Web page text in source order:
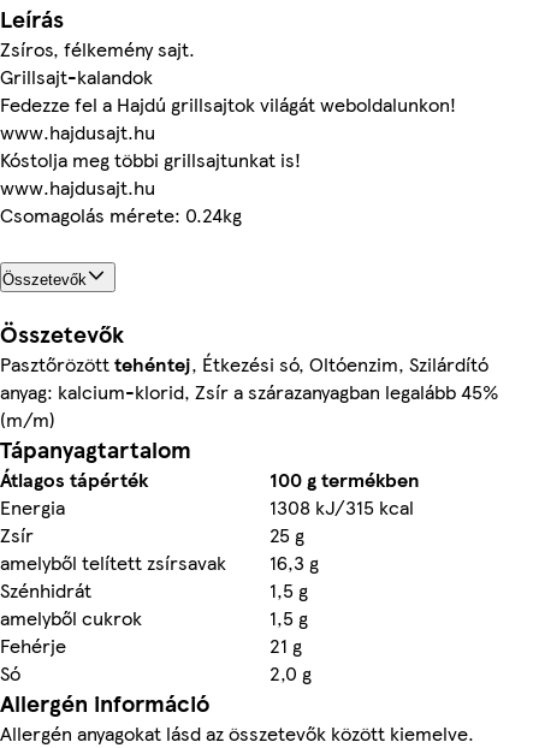
Leírás
Zsíros, félkemény sajt.
Grillsajt-kalandok
Fedezze fel a Hajdú grillsajtok világát weboldalunkon!
www.hajdusajt.hu
Kóstolja meg többi grillsajtunkat is!
www.hajdusajt.hu
Csomagolás mérete: 0.24kg
Összetevők
Összetevők
Pasztőrözötttehéntej, Étkezési só, Oltóenzim, Szilárdító
anyag: kalcium-klorid, Zsír a szárazanyagban legalább 45%
(m/m)
Tápanyagtartalom
Átlagos tápérték
100 g termékben
Energia
1308 kJ/315 kcal
Zsír
25 g
amelyből telített zsírsavak
16,3 g
Szénhidrát
1,5 g
amelyből cukrok
1,5 g
Fehérje
21 g
Só
2,0 g
Allergén információ
Allergén anyagokat lásd az összetevők között kiemelve.